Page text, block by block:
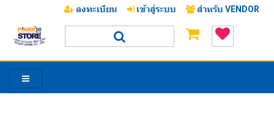
ลงทะเบียน เข้าสู่ระบบ สำหรับ VENDOR